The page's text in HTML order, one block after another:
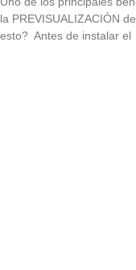
la PREVISUALIZACIÓN
esto? Antes de instalar el